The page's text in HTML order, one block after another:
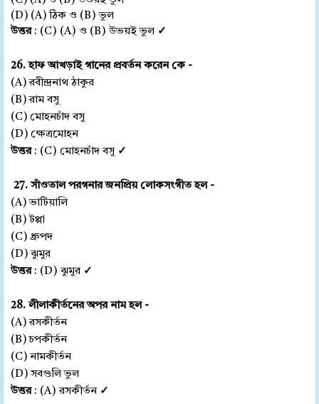
(D) (A) ঠিক ও (B) ভুল
উত্তর : (C) (A) ও (B) উভয়ই ভুল ✓
26. হাফ আখড়াই গানের প্রবর্তন করেন কে -
(A) রবীন্দ্রনাথ ঠাকুর
(B) রাম বসু
(C) মোহনচাঁদ বসু
(D) ক্ষেত্রমোহন
উত্তর : (C) মোহনচাঁদ বসু ✓
27. সাঁওতাল পরগনার জনপ্রিয় লোকসংগীত হল -
(A) ভাটিয়ালি
(B) টপ্পা
(C) ধ্রুপদ
(D) ঝুমুর
উত্তর : (D) ঝুমুর ✓
28. লীলাকীর্তনের অপর নাম হল -
(A) রসকীর্তন
(B) চপকীর্তন
(C) নামকীর্তন
(D) সবগুলি ভুল
উত্তর : (A) রসকীর্তন ✓